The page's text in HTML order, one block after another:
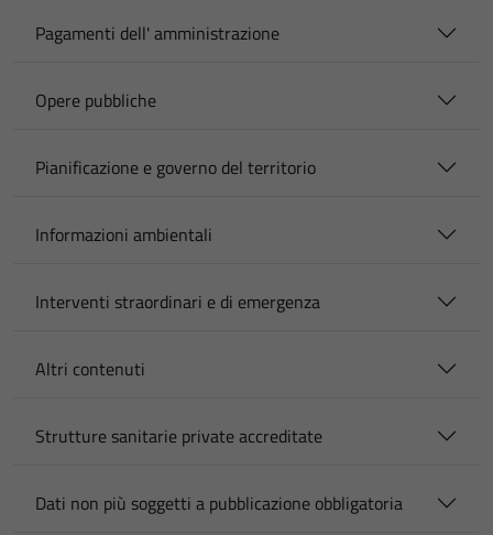
Pagamenti dell' amministrazione
Opere pubbliche
Pianificazione e governo del territorio
Informazioni ambientali
Interventi straordinari e di emergenza
Altri contenuti
Strutture sanitarie private accreditate
Dati non più soggetti a pubblicazione obbligatoria